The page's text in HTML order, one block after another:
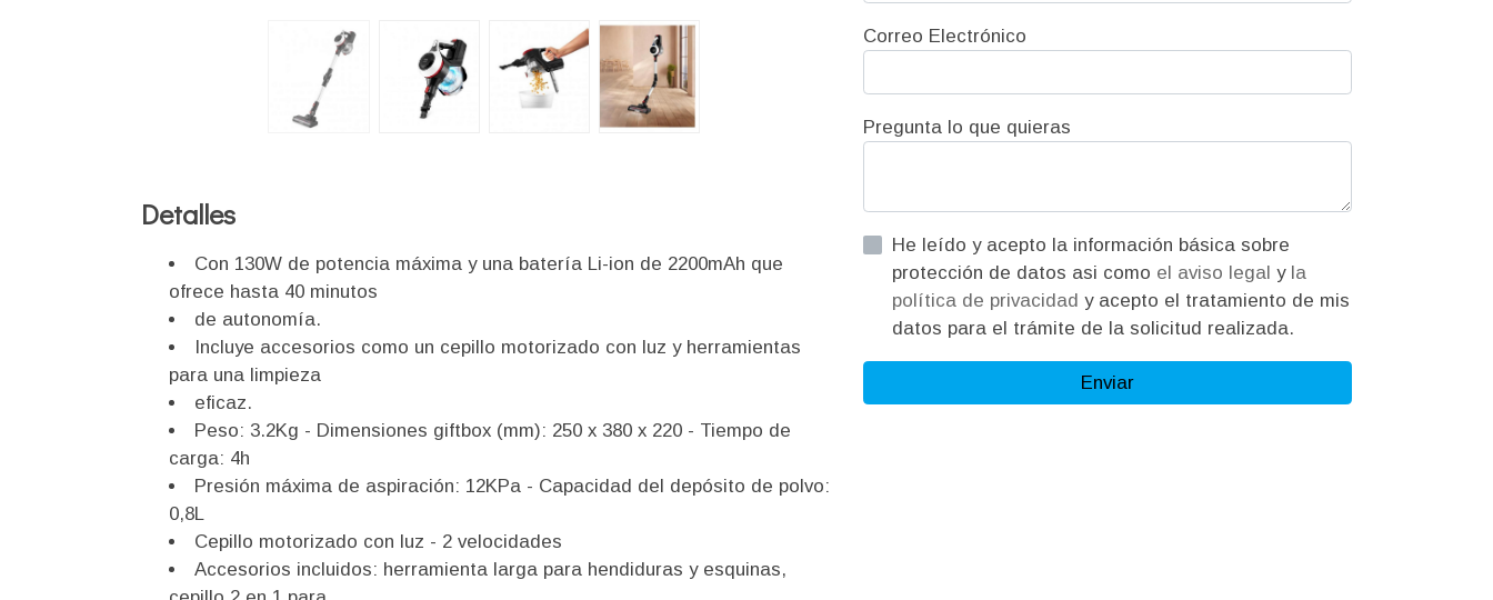
Detalles
Con 130W de potencia máxima y una batería Li-ion de 2200mAh que
ofrece hasta 40 minutos
de autonomía.
Incluye accesorios como un cepillo motorizado con luz y herramientas
para una limpieza
eficaz.
Peso: 3.2Kg - Dimensiones giftbox (mm): 250 x 380 x 220 - Tiempo de
carga: 4h
Presión máxima de aspiración: 12KPa - Capacidad del depósito de polvo:
0,8L
Cepillo motorizado con luz - 2 velocidades
Accesorios incluidos: herramienta larga para hendiduras y esquinas,
Correo Electrónico
Pregunta lo que quieras
He leído y acepto la información básica sobre
protección de datos asi como el aviso legal y la
política de privacidad y acepto el tratamiento de mis
datos para el trámite de la solicitud realizada.
Enviar